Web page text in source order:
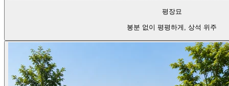
평장묘
봉분 없이 평평하게, 상석 위주